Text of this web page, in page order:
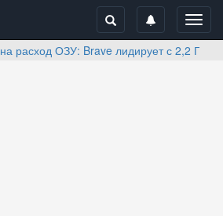
расход ОЗУ: Brave лидирует с 2,2 ГБ